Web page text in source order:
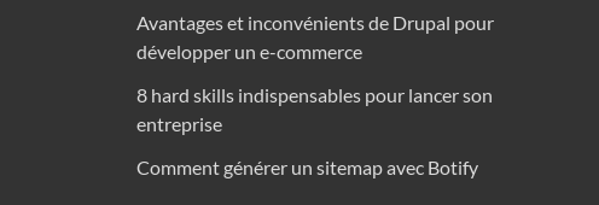
Avantages et inconvénients de Drupal pour
développer un e-commerce
8 hard skills indispensables pour lancer son
entreprise
Comment générer un sitemap avec Botify